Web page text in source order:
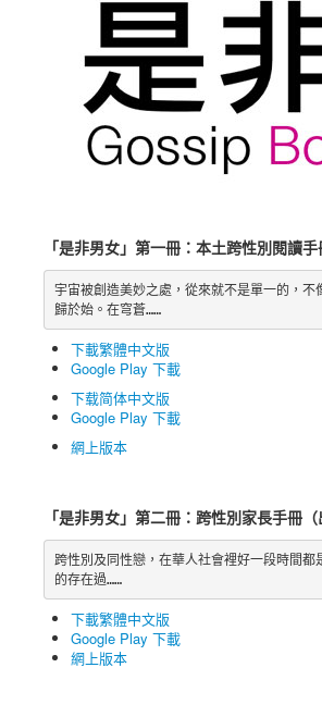
「是非男女」第一冊：本土跨性別閱讀
宇宙被創造美妙之處，從來就不是單一的，
歸於始。在穹蒼……
下載繁體中文版
Google Play 下載
下载简体中文版
Google Play 下載
網上版本
「是非男女」第二冊：跨性別家長手冊
跨性別及同性戀，在華人社會裡好一段時間
的存在過……
下載繁體中文版
Google Play 下載
網上版本